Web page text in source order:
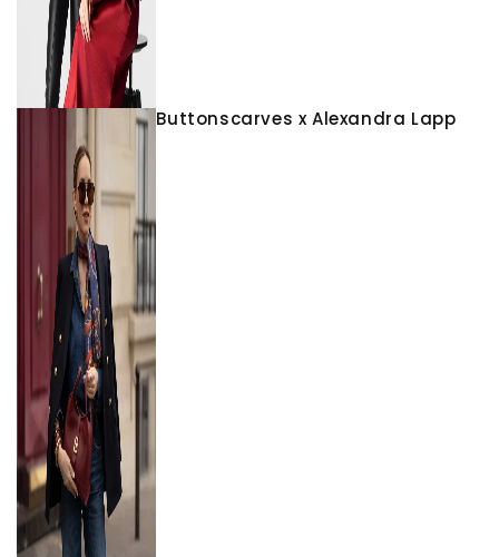
Buttonscarves x Alexandra Lapp